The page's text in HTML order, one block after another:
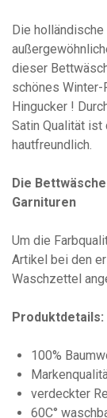
Die
dieser
schönes Winter-
Hingucker !
Satin Qualität
hautfreundlich.
Die
Garnituren
Um die
Artikel bei den
Waschzettel
Produktdetails:
100%
verdeckter
60C°